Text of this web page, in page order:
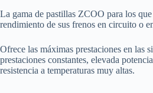
La gama de pastillas ZCOO para los
rendimiento de sus frenos en circuito o
Ofrece las máximas prestaciones en las
prestaciones constantes, elevada
resistencia a temperaturas muy altas.